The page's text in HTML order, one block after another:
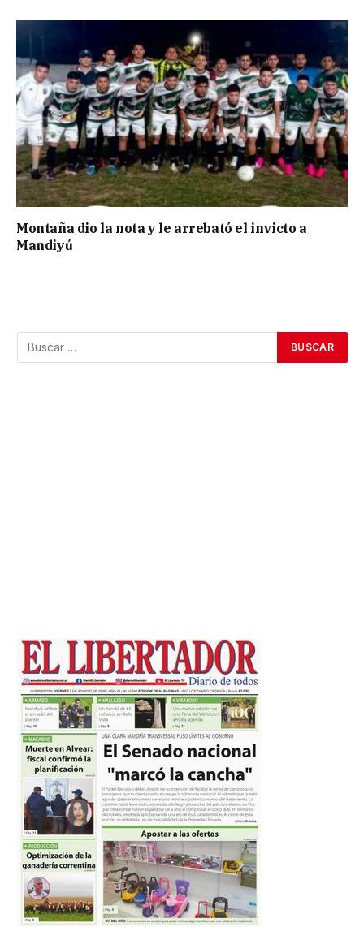
Montaña dio la nota y le arrebató el invicto a
Mandiyú